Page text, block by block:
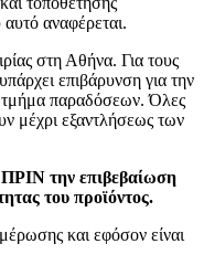
αναφέρεται.
στη Αθήνα. Για τους
επιβάρυνση για την
τμήμα παραδόσεων. Όλες
μέχρι εξαντλήσεως των
την επιβεβαίωση
του προϊόντος.
και εφόσον είναι